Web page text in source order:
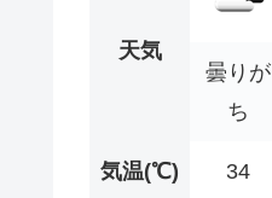
天気
曇りが
ち
気温(℃) 34